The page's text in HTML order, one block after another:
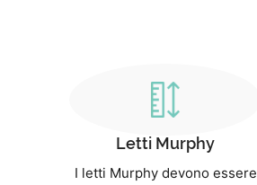
Letti Murphy
I letti Murphy devono essere